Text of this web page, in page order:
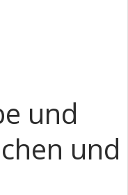
und
und